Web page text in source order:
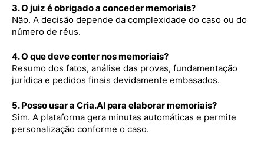
3. O juiz é obrigado a conceder memoriais?
Não. A decisão depende da complexidade do caso ou do
número de réus.
4. O que deve conter nos memoriais?
Resumo dos fatos, análise das provas, fundamentação
jurídica e pedidos finais devidamente embasados.
5. Posso usar a Cria.AI para elaborar memoriais?
Sim. A plataforma gera minutas automáticas e permite
personalização conforme o caso.